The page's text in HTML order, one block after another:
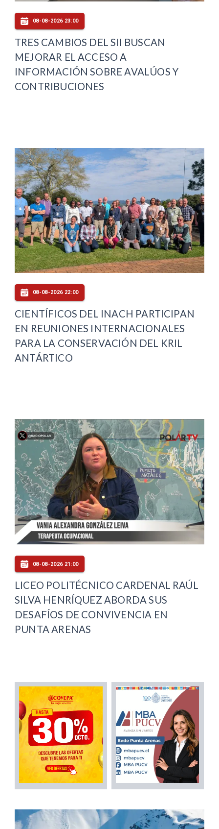
08-08-2026 23:00
TRES CAMBIOS DEL SII BUSCAN
MEJORAR EL ACCESO A
INFORMACIÓN SOBRE AVALÚOS Y
CONTRIBUCIONES
08-08-2026 22:00
CIENTÍFICOS DEL INACH PARTICIPAN
EN REUNIONES INTERNACIONALES
PARA LA CONSERVACIÓN DEL KRIL
ANTÁRTICO
08-08-2026 21:00
LICEO POLITÉCNICO CARDENAL RAÚL
SILVA HENRÍQUEZ ABORDA SUS
DESAFÍOS DE CONVIVENCIA EN
PUNTA ARENAS